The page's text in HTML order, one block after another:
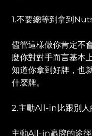
1.不要總等到拿到
儘管這樣做你肯定不
麼你對對手而言基本
知道你拿到好牌，也
什麼牌。
2.主動All-in比跟別人
主動All-in贏牌的途